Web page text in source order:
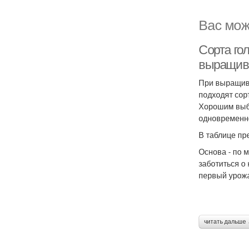
Вас
Сорта
При
подходят
Хорошим
В таблице
Основа - по
заботиться
первый
читать дальше